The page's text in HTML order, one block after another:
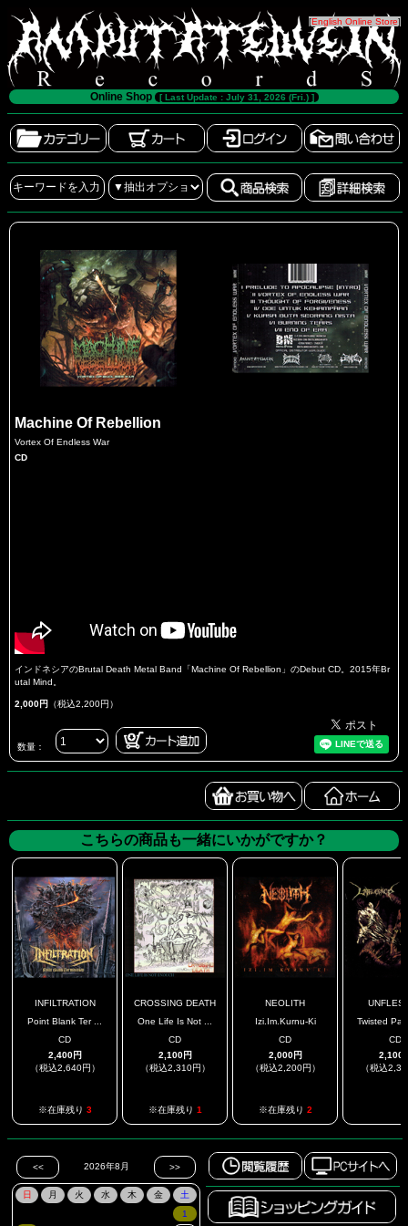
[English Online Store]
Online Shop [ Last Update : July 31, 2026 (Fri.) ]
Machine Of Rebellion
Vortex Of Endless War
CD
インドネシアのBrutal Death Metal Band「Machine Of Rebellion」のDebut CD。2015年Br
utal Mind。
2,000円 （税込2,200円）
数量：
こちらの商品も一緒にいかがですか？
INFILTRATION
Point Blank Ter ...
CD
2,400円
（税込2,640円）
※在庫残り 3
CROSSING DEATH
One Life Is Not ...
CD
2,100円
（税込2,310円）
※在庫残り 1
NEOLITH
Izi.Im.Kurnu-Ki
CD
2,000円
（税込2,200円）
※在庫残り 2
Twisted
CD
2,100
（税込